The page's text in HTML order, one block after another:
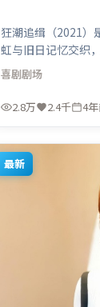
狂潮追缉（2021）
虹与旧日记忆交织
类型元素被重新组
执导，奥卡菲娜、
丝·皮尤等联袂出
喜剧剧场
2.8万 2.4千 4
最新